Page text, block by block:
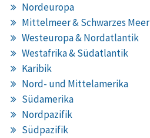
Nordeuropa
Mittelmeer & Schwarzes Meer
Westeuropa & Nordatlantik
Westafrika & Südatlantik
Karibik
Nord- und Mittelamerika
Südamerika
Nordpazifik
Südpazifik